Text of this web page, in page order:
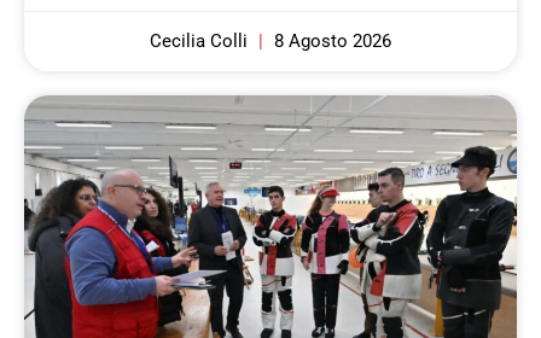
Cecilia Colli 8 Agosto 2026